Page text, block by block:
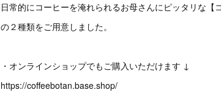
日常的にコーヒーを淹れられるお母さんにピッタリな【
の２種類をご用意しました。
・オンラインショップでもご購入いただけます ↓
https://coffeebotan.base.shop/